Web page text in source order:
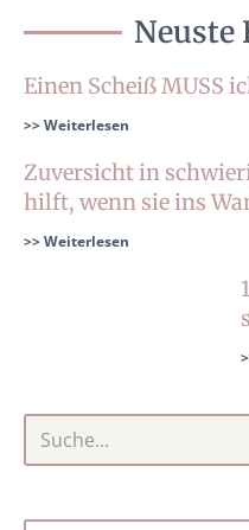
Neuste
Einen Scheiß MUSS
>> Weiterlesen
Zuversicht in
hilft, wenn sie ins
>> Weiterlesen